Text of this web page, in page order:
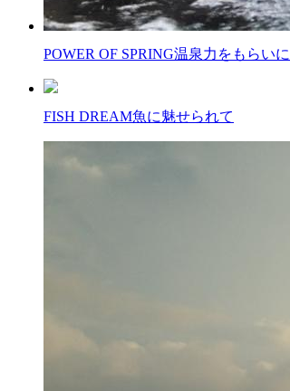
POWER OF SPRING温泉力をもらいに
FISH DREAM魚に魅せられて